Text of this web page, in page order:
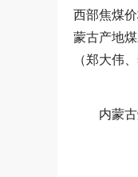
西部焦煤
蒙古产地
（郑大伟
内蒙